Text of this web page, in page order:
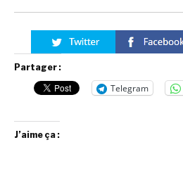
Partager :
Telegram
J’aime ça :